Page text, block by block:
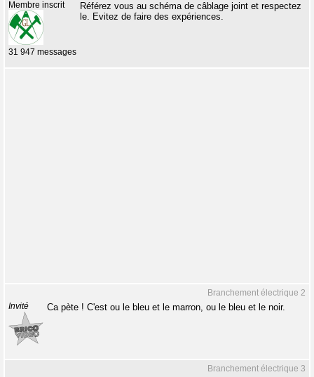
Membre inscrit
31 947 messages
Référez vous au schéma de câblage joint et respectez
le. Evitez de faire des expériences.
Branchement électrique 2
Invité Ca pète ! C'est ou le bleu et le marron, ou le bleu et le noir.
Branchement électrique 3